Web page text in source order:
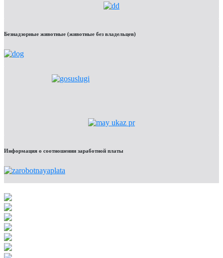
Безнадзорные животные (животные без владельцев)
Информация о соотношении заработной платы